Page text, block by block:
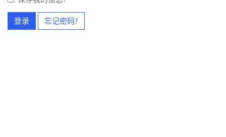
登录 忘记密码?